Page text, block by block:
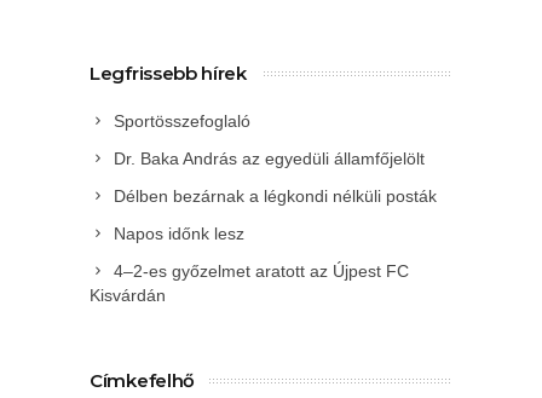
Legfrissebb hírek
Sportösszefoglaló
Dr. Baka András az egyedüli államfőjelölt
Délben bezárnak a légkondi nélküli posták
Napos időnk lesz
4–2-es győzelmet aratott az Újpest FC
Kisvárdán
Címkefelhő